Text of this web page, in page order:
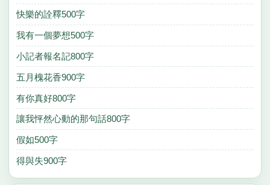
快樂的詮釋500字
我有一個夢想500字
小記者報名記800字
五月槐花香900字
有你真好800字
讓我怦然心動的那句話800字
假如500字
得與失900字